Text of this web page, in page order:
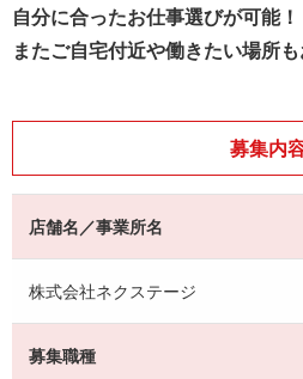
自分に合ったお仕事選びが可能！
またご自宅付近や働きたい場所
募集内
店舗名／事業所名
株式会社ネクステージ
募集職種